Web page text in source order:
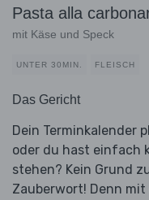
Pasta alla
mit Käse und Speck
UNTER 30MIN. FLEISCH
Das Gericht
Dein Terminkalender
oder du hast einfach
stehen? Kein Grund
Zauberwort! Denn